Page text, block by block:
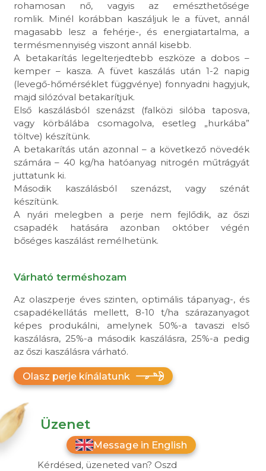
rohamosan nő, vagyis az emészthetősége
romlik. Minél korábban kaszáljuk le a füvet, annál
magasabb lesz a fehérje-, és energiatartalma, a
termésmennyiség viszont annál kisebb.
A betakarítás legelterjedtebb eszköze a dobos –
kemper – kasza. A füvet kaszálás után 1-2 napig
(levegő-hőmérséklet függvénye) fonnyadni hagyjuk,
majd silózóval betakarítjuk.
Első kaszálásból szenázst (falközi silóba taposva,
vagy körbálába csomagolva, esetleg „hurkába”
töltve) készítünk.
A betakarítás után azonnal – a következő növedék
számára – 40 kg/ha hatóanyag nitrogén műtrágyát
juttatunk ki.
Második kaszálásból szenázst, vagy szénát
készítünk.
A nyári melegben a perje nem fejlődik, az őszi
csapadék hatására azonban október végén
bőséges kaszálást remélhetünk.
Várható terméshozam
Az olaszperje éves szinten, optimális tápanyag-, és
csapadékellátás mellett, 8-10 t/ha szárazanyagot
képes produkálni, amelynek 50%-a tavaszi első
kaszálásra, 25%-a második kaszálásra, 25%-a pedig
az őszi kaszálásra várható.
Olasz perje kínálatunk
Üzenet
Message in English
Kérdésed, üzeneted van? Oszd